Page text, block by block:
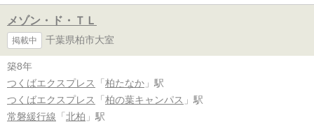
メゾン・ド・ＴＬ
掲載中 千葉県柏市大室
築8年
つくばエクスプレス
「 柏たなか 」駅
つくばエクスプレス
「 柏の葉キャンパス 」駅
常磐緩行線 「 北柏 」駅